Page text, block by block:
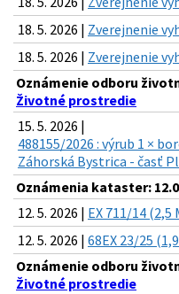
18. 5. 2026 | Zverejnenie
18. 5. 2026 | Zverejnenie
Oznámenie odboru
Životné prostredie
15. 5. 2026 |
488155/2026 : výrub 1 ×
Záhorská Bystrica - časť
Oznámenia kataster:
12. 5. 2026 | EX 711/14 (2,5
12. 5. 2026 | 68EX 23/25
Oznámenie odboru
Životné prostredie